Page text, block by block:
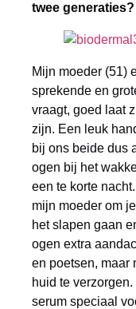
twee
Mijn moeder (51)
sprekende en
vraagt, goed laat
zijn. Een leuk
bij ons beide dus
ogen bij het
een te korte
mijn moeder om
het slapen gaan
ogen extra
en poetsen, maar
huid te
serum speciaal